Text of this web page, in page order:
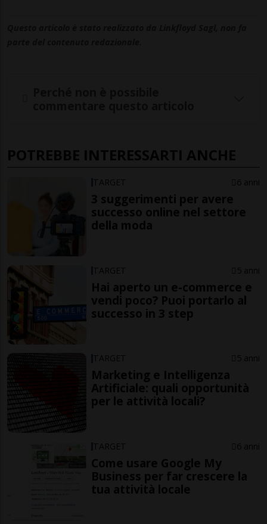
POTREBBE INTERESSARTI ANCHE
TARGET 6 anni
3 suggerimenti per avere
successo online nel settore
della moda
TARGET 5 anni
Hai aperto un e-commerce e
vendi poco? Puoi portarlo al
successo in 3 step
TARGET 5 anni
Marketing e Intelligenza
Artificiale: quali opportunità
per le attività locali?
TARGET 6 anni
Come usare Google My
Business per far crescere la
tua attività locale